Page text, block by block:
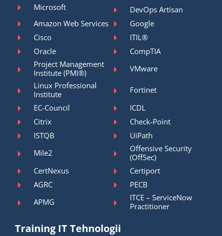
Microsoft
DevOps Artisan
Amazon Web Services
Google
Cisco
ITIL®
Oracle
CompTIA
Project Management
Institute (PMI®)
VMware
Linux Professional
Institute
Fortinet
EC-Council
ICDL
Citrix
Check-Point
ISTQB
UiPath
Mile2
Offensive Security
(OffSec)
CertNexus
Certiport
AGRC
PECB
APMG
ITCE – ServiceNow
Practitioner
Training IT Tehnologii